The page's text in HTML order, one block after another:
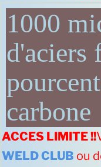
contenu
principal
1000
d'aciers
carbone
ACCES LIMITE !!
WELD CLUB ou